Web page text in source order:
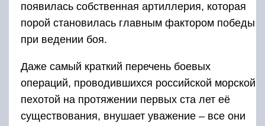
появилась собственная артиллерия, которая
порой становилась главным фактором победы
при ведении боя.
Даже самый краткий перечень боевых
операций, проводившихся российской морской
пехотой на протяжении первых ста лет её
существования, внушает уважение – все они